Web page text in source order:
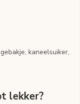
kaneelsuiker,
lekker?